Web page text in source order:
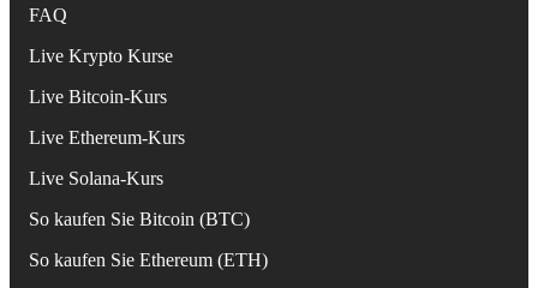
FAQ
Live Krypto Kurse
Live Bitcoin-Kurs
Live Ethereum-Kurs
Live Solana-Kurs
So kaufen Sie Bitcoin (BTC)
So kaufen Sie Ethereum (ETH)